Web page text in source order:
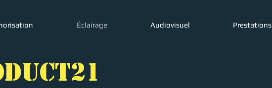
Éclairage Audiovisuel Prestations